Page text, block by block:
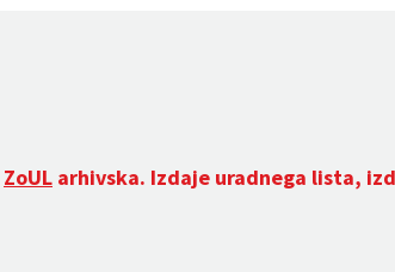
ZoUL arhivska. Izdaje uradnega lista,